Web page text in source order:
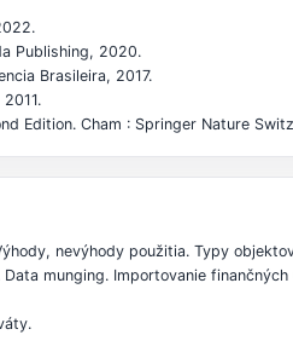
Publishing, 2020.
Brasileira, 2017.
Edition. Cham : Springer Nature
nevýhody použitia. Typy
munging. Importovanie